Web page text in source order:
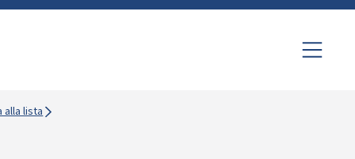
alla lista